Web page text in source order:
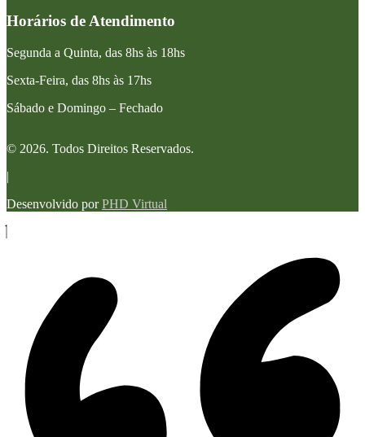
Horários de Atendimento
Segunda a Quinta, das 8hs às 18hs
Sexta-Feira, das 8hs às 17hs
Sábado e Domingo – Fechado
© 2026. Todos Direitos Reservados.
|
Desenvolvido porPHD Virtual